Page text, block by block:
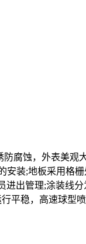
腐蚀，外表美观
安装;地板采用格
进出管理;涂装线
平稳，高速球型喷